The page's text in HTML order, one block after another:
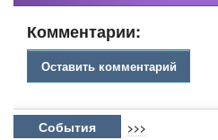
Комментарии:
Оставить комментарий
События >>>